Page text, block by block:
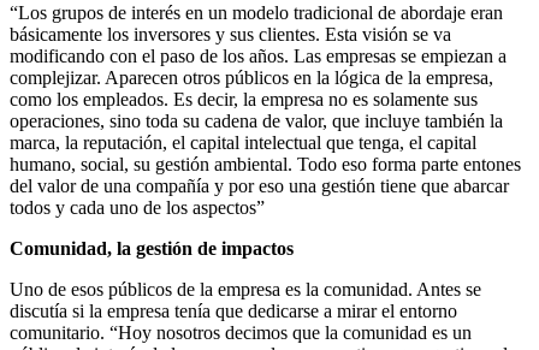
“Los grupos de interés en un modelo tradicional de abordaje eran
básicamente los inversores y sus clientes. Esta visión se va
modificando con el paso de los años. Las empresas se empiezan a
complejizar. Aparecen otros públicos en la lógica de la empresa,
como los empleados. Es decir, la empresa no es solamente sus
operaciones, sino toda su cadena de valor, que incluye también la
marca, la reputación, el capital intelectual que tenga, el capital
humano, social, su gestión ambiental. Todo eso forma parte entones
del valor de una compañía y por eso una gestión tiene que abarcar
todos y cada uno de los aspectos”
Comunidad, la gestión de impactos
Uno de esos públicos de la empresa es la comunidad. Antes se
discutía si la empresa tenía que dedicarse a mirar el entorno
comunitario. “Hoy nosotros decimos que la comunidad es un